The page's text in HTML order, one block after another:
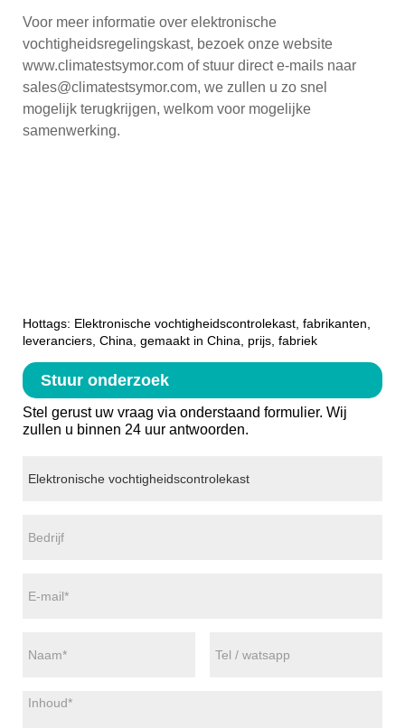
Voor meer informatie over elektronische
vochtigheidsregelingskast, bezoek onze website
www.climatestsymor.com of stuur direct e-mails naar
sales@climatestsymor.com, we zullen u zo snel
mogelijk terugkrijgen, welkom voor mogelijke
samenwerking.
Hottags: Elektronische vochtigheidscontrolekast, fabrikanten,
leveranciers, China, gemaakt in China, prijs, fabriek
Stuur onderzoek
Stel gerust uw vraag via onderstaand formulier. Wij
zullen u binnen 24 uur antwoorden.